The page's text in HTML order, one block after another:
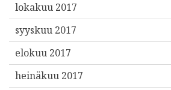
lokakuu 2017
syyskuu 2017
elokuu 2017
heinäkuu 2017